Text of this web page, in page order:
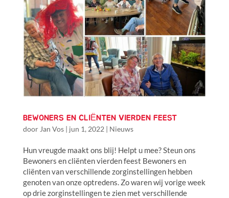
BEWONERS EN CLIËNTEN VIERDEN FEEST
door Jan Vos| jun 1, 2022 | Nieuws
Hun vreugde maakt ons blij! Helpt u mee? Steun ons
Bewoners en cliënten vierden feest Bewoners en
cliënten van verschillende zorginstellingen hebben
genoten van onze optredens. Zo waren wij vorige week
op drie zorginstellingen te zien met verschillende